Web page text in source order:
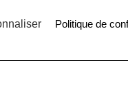
Politique de